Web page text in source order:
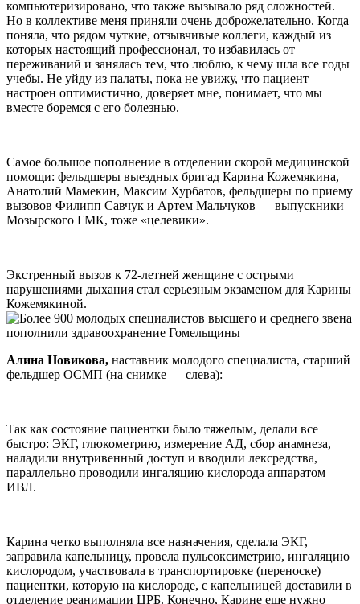
компьютеризировано, что также вызывало ряд сложностей.
Но в коллективе меня приняли очень доброжелательно. Когда
поняла, что рядом чуткие, отзывчивые коллеги, каждый из
которых настоящий профессионал, то избавилась от
переживаний и занялась тем, что люблю, к чему шла все годы
учебы. Не уйду из палаты, пока не увижу, что пациент
настроен оптимистично, доверяет мне, понимает, что мы
вместе боремся с его болезнью.
Самое большое пополнение в отделении скорой медицинской
помощи: фельдшеры выездных бригад Карина Кожемякина,
Анатолий Мамекин, Максим Хурбатов, фельдшеры по приему
вызовов Филипп Савчук и Артем Мальчуков — выпускники
Мозырского ГМК, тоже «целевики».
Экстренный вызов к 72-летней женщине с острыми
нарушениями дыхания стал серьезным экзаменом для Карины
Кожемякиной.
Алина Новикова, наставник молодого специалиста, старший
фельдшер ОСМП (на снимке — слева):
Так как состояние пациентки было тяжелым, делали все
быстро: ЭКГ, глюкометрию, измерение АД, сбор анамнеза,
наладили внутривенный доступ и вводили лексредства,
параллельно проводили ингаляцию кислорода аппаратом
ИВЛ.
Карина четко выполняла все назначения, сделала ЭКГ,
заправила капельницу, провела пульсоксиметрию, ингаляцию
кислородом, участвовала в транспортировке (переноске)
пациентки, которую на кислороде, с капельницей доставили в
отделение реанимации ЦРБ. Конечно, Карине еще нужно